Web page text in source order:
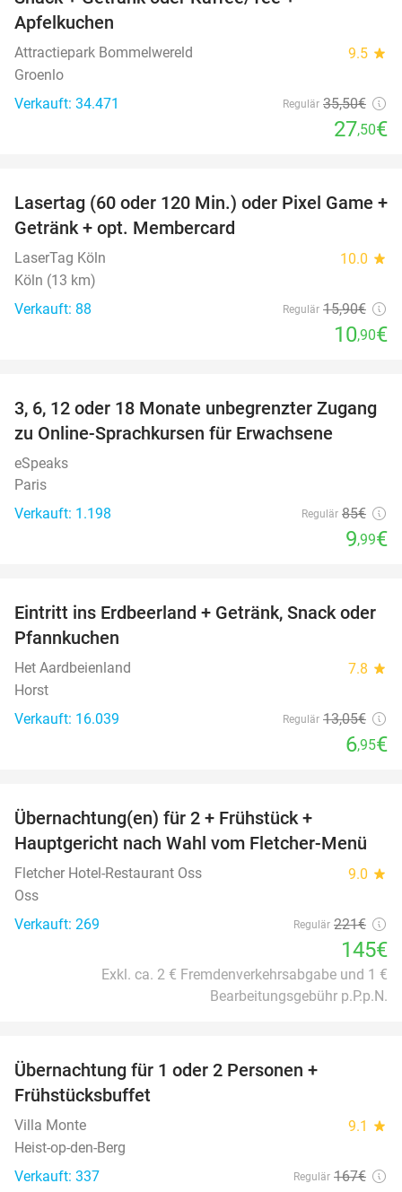
Apfelkuchen
Attractiepark Bommelwereld 9.5 star
Groenlo
Verkauft: 34.471
Regulär 35,50€
27,50€
31%
Lasertag (60 oder 120 Min.) oder Pixel Game +
Getränk + opt. Membercard
LaserTag Köln 10.0 star
Köln (13 km)
Verkauft: 88
Regulär 15,90€
10,90€
88%
3, 6, 12 oder 18 Monate unbegrenzter Zugang
zu Online-Sprachkursen für Erwachsene
eSpeaks
Paris
Verkauft: 1.198
Regulär 85€
9,99€
47%
Eintritt ins Erdbeerland + Getränk, Snack oder
Pfannkuchen
Het Aardbeienland 7.8 star
Horst
Verkauft: 16.039
Regulär 13,05€
6,95€
Übernachtung(en) für 2 + Frühstück +
Hauptgericht nach Wahl vom Fletcher-Menü
Fletcher Hotel-Restaurant Oss 9.0 star
Oss
Verkauft: 269
Regulär 221€
145€
Exkl. ca. 2 € Fremdenverkehrsabgabe und 1 €
Bearbeitungsgebühr p.P.p.N.
Übernachtung für 1 oder 2 Personen +
Frühstücksbuffet
Villa Monte 9.1 star
Heist-op-den-Berg
Verkauft: 337
Regulär 167€